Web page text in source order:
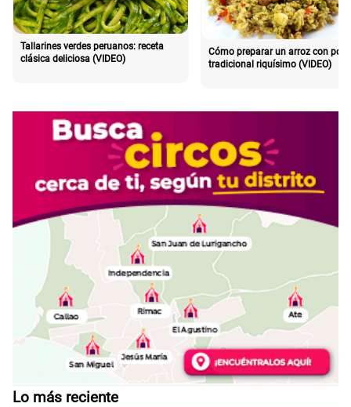
Tallarines verdes peruanos: receta
clásica deliciosa (VIDEO)
Cómo preparar un arroz con pollo
tradicional riquísimo (VIDEO)
Lo más reciente